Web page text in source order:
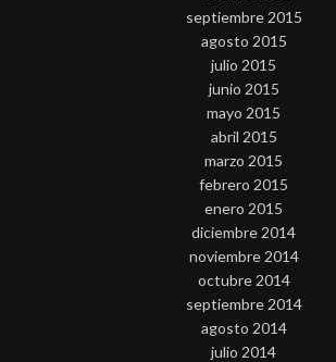
septiembre 2015
agosto 2015
julio 2015
junio 2015
mayo 2015
abril 2015
marzo 2015
febrero 2015
enero 2015
diciembre 2014
noviembre 2014
octubre 2014
septiembre 2014
agosto 2014
julio 2014